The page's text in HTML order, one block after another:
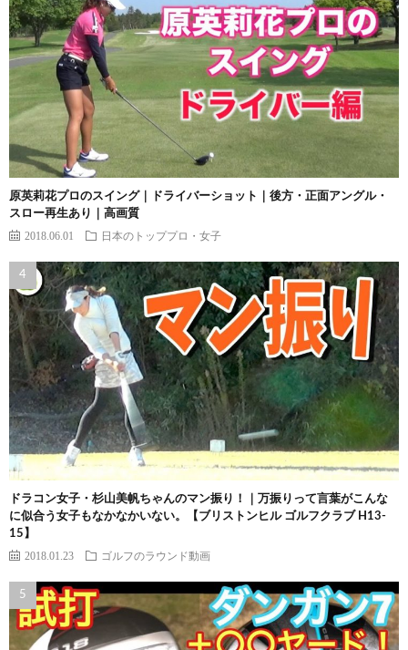
原英莉花プロのスイング｜ドライバーショット｜後方・正面アングル・
スロー再生あり｜高画質
2018.06.01 日本のトッププロ・女子
ドラコン女子・杉山美帆ちゃんのマン振り！｜万振りって言葉がこんな
に似合う女子もなかなかいない。【ブリストンヒル ゴルフクラブ H13-
15】
2018.01.23 ゴルフのラウンド動画